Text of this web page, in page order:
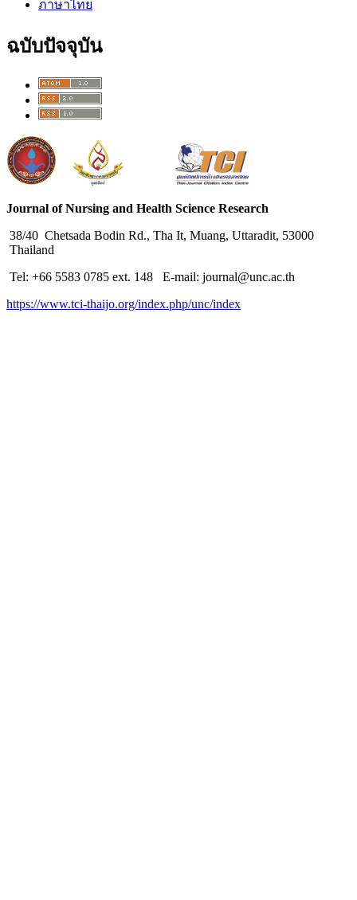
ภาษาไทย
ฉบับปัจจุบัน
Journal of Nursing and Health Science Research
38/40 Chetsada Bodin Rd., Tha It, Muang, Uttaradit, 53000
Thailand
Tel: +66 5583 0785 ext. 148 E-mail: journal@unc.ac.th
https://www.tci-thaijo.org/index.php/unc/index